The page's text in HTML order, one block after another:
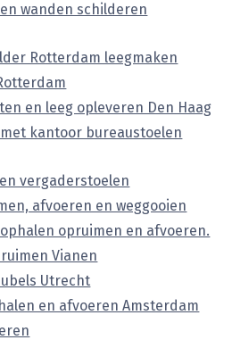
wanden schilderen
Rotterdam leegmaken
en leeg opleveren Den Haag
kantoor bureaustoelen
vergaderstoelen
afvoeren en weggooien
opruimen en afvoeren.
Vianen
Utrecht
en afvoeren Amsterdam